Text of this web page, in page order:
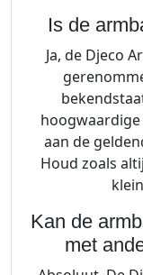
Is de
Ja, de Djeco
aan de
Houd zoals
Kan de
met